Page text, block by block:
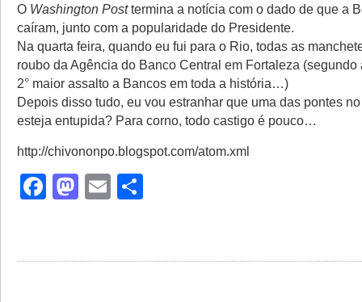
O Washington Posttermina a notícia com o dado de que a
caíram, junto com a popularidade do Presidente.
Na quarta feira, quando eu fui para o Rio, todas as
roubo da Agência do Banco Central em Fortaleza (segundo
2° maior assalto a Bancos em toda a história…)
Depois disso tudo, eu vou estranhar que uma das pontes
esteja entupida? Para corno, todo castigo é pouco…
http://chivononpo.blogspot.com/atom.xml
Facebook
Mastodon
Email